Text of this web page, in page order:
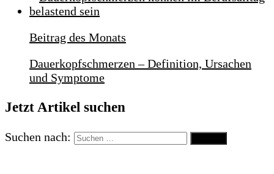
Beitrag des Monats
Dauerkopfschmerzen – Definition, Ursachen
und Symptome
Jetzt Artikel suchen
Suchen nach: